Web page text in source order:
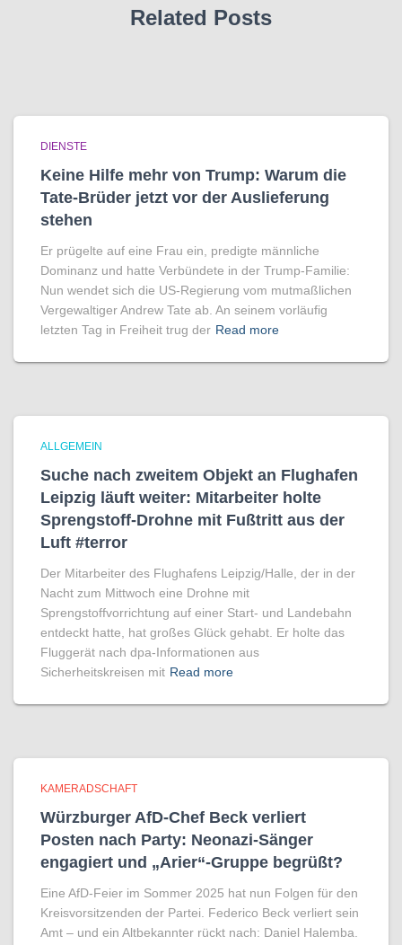
Related Posts
DIENSTE
Keine Hilfe mehr von Trump: Warum die
Tate-Brüder jetzt vor der Auslieferung
stehen
Er prügelte auf eine Frau ein, predigte männliche
Dominanz und hatte Verbündete in der Trump-Familie:
Nun wendet sich die US-Regierung vom mutmaßlichen
Vergewaltiger Andrew Tate ab. An seinem vorläufig
letzten Tag in Freiheit trug der Read more
ALLGEMEIN
Suche nach zweitem Objekt an Flughafen
Leipzig läuft weiter: Mitarbeiter holte
Sprengstoff-Drohne mit Fußtritt aus der
Luft #terror
Der Mitarbeiter des Flughafens Leipzig/Halle, der in der
Nacht zum Mittwoch eine Drohne mit
Sprengstoffvorrichtung auf einer Start- und Landebahn
entdeckt hatte, hat großes Glück gehabt. Er holte das
Fluggerät nach dpa-Informationen aus
Sicherheitskreisen mit Read more
KAMERADSCHAFT
Würzburger AfD-Chef Beck verliert
Posten nach Party: Neonazi-Sänger
engagiert und „Arier“-Gruppe begrüßt?
Eine AfD-Feier im Sommer 2025 hat nun Folgen für den
Kreisvorsitzenden der Partei. Federico Beck verliert sein
Amt – und ein Altbekannter rückt nach: Daniel Halemba.